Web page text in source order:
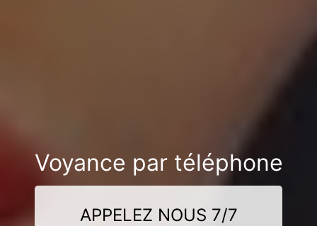
Voyance par téléphone
APPELEZ NOUS 7/7